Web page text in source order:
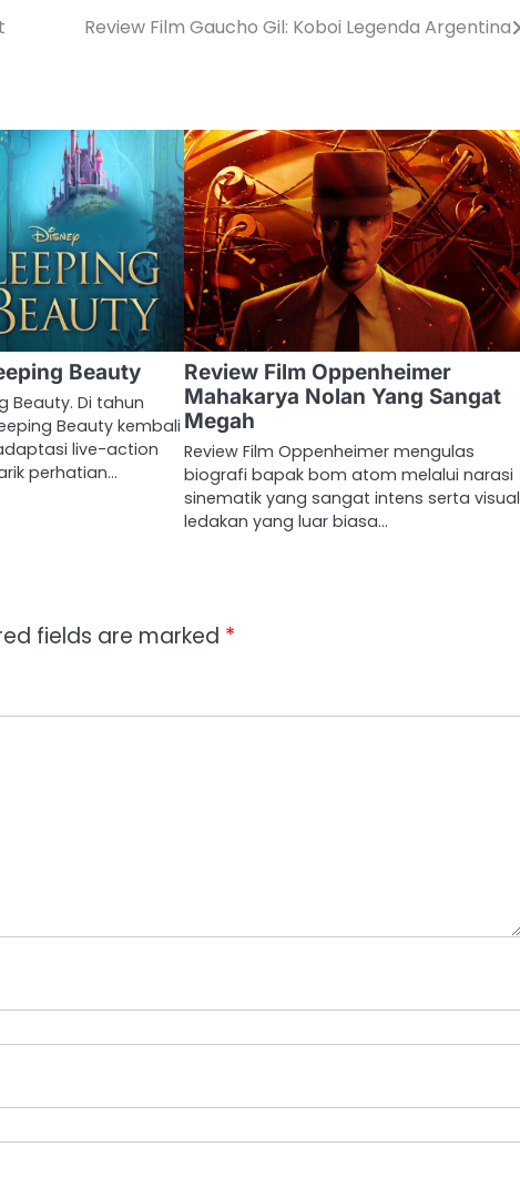
Review Film Gaucho Gil: Koboi Legenda Argentina
Beauty
Beauty. Di tahun
Beauty kembali
live-action
perhatian…
Review Film Oppenheimer
Mahakarya Nolan Yang Sangat
Megah
Review Film Oppenheimer mengulas
biografi bapak bom atom melalui narasi
sinematik yang sangat intens serta visual
ledakan yang luar biasa…
fields are marked *